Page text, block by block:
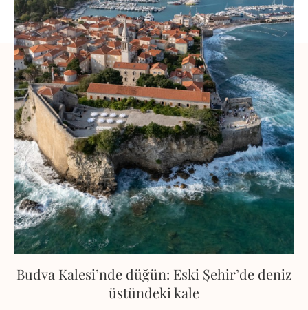
Budva Kalesi’nde düğün: Eski Şehir’de deniz
üstündeki kale